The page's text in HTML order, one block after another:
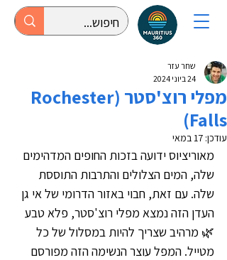
מפלי רוצ'סטר (Rochester
Falls)
שחר עזר
24 ביוני 2024
עודכן: 17 במאי
מאוריציוס ידועה בזכות החופים המדהימים
שלה, המים הצלולים והתרבות התוססת
שלה. עם זאת, חבוי באזור הדרומי של אי גן
העדן הזה נמצא מפלי רוצ'סטר, פלא טבע
🌿 מרהיב שצריך להיות במסלול של כל
מטייל. המפל עוצר הנשימה הזה מפורסם